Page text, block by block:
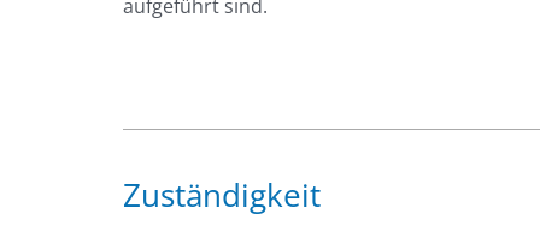
aufgeführt sind.
Zuständigkeit